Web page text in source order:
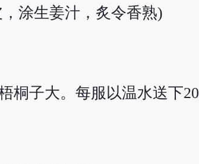
涂生姜汁，炙令香熟)
桐子大。每服以温水送下